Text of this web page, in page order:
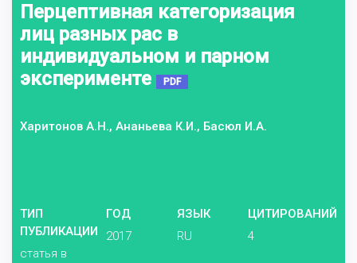
Перцептивная категоризация
лиц разных рас в
индивидуальном и парном
эксперименте
PDF
Харитонов А.Н., Ананьева К.И., Басюл И.А.
ТИП
ПУБЛИКАЦИИ
статья в
ГОД
2017
ЯЗЫК
RU
ЦИТИРОВАНИЙ
4